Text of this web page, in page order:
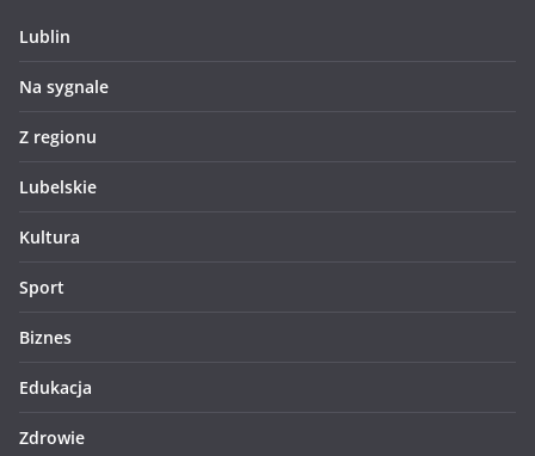
Lublin
Na sygnale
Z regionu
Lubelskie
Kultura
Sport
Biznes
Edukacja
Zdrowie